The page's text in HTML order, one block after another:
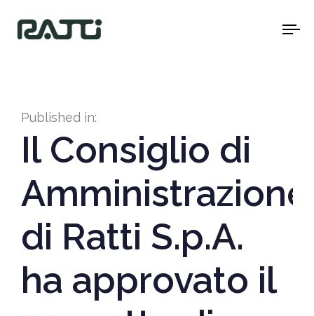
Published in:
Il Consiglio di
Amministrazione
di Ratti S.p.A.
ha approvato il